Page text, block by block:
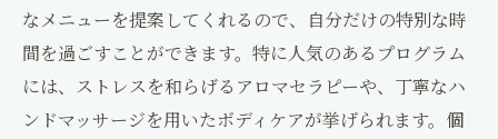
なメニューを提案してくれるので、自分だけの特別な時
間を過ごすことができます。特に人気のあるプログラム
には、ストレスを和らげるアロマセラピーや、丁寧なハ
ンドマッサージを用いたボディケアが挙げられます。個